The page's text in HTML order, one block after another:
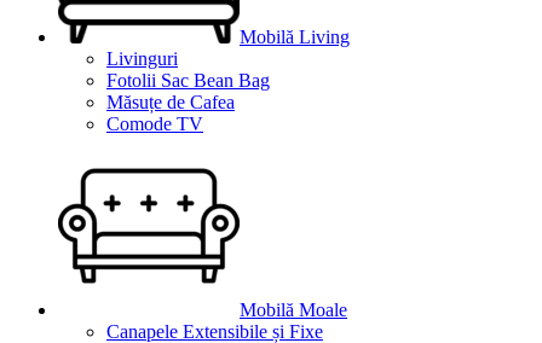
Mobilă Living
Livinguri
Fotolii Sac Bean Bag
Măsuțe de Cafea
Comode TV
Mobilă Moale
Canapele Extensibile și Fixe